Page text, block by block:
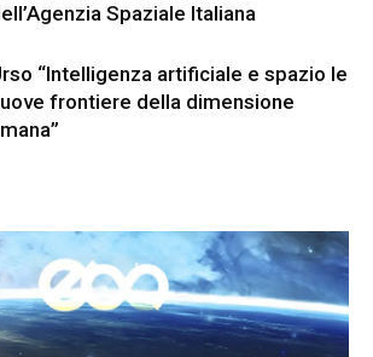
Spaziale Italiana
“Intelligenza artificiale e spazio le
frontiere della dimensione